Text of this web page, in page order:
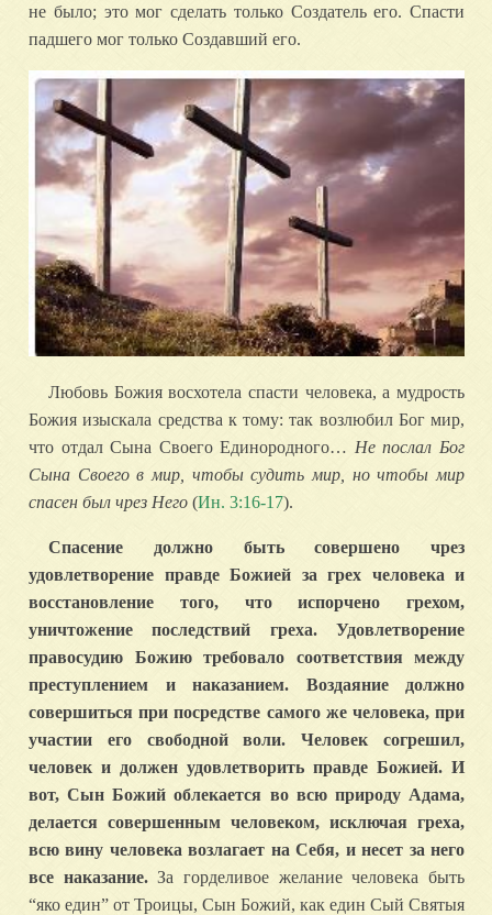
не было; это мог сделать только Создатель его. Спасти
падшего мог только Создавший его.
Любовь Божия восхотела спасти человека, а мудрость
Божия изыскала средства к тому: так возлюбил Бог мир,
что отдал Сына Своего Единородного… Не послал Бог
Сына Своего в мир, чтобы судить мир, но чтобы мир
спасен был чрез Него (Ин. 3:16-17).
Спасение должно быть совершено чрез
удовлетворение правде Божией за грех человека и
восстановление того, что испорчено грехом,
уничтожение последствий греха. Удовлетворение
правосудию Божию требовало соответствия между
преступлением и наказанием. Воздаяние должно
совершиться при посредстве самого же человека, при
участии его свободной воли. Человек согрешил,
человек и должен удовлетворить правде Божией. И
вот, Сын Божий облекается во всю природу Адама,
делается совершенным человеком, исключая греха,
всю вину человека возлагает на Себя, и несет за него
все наказание.За горделивое желание человека быть
“яко един” от Троицы, Сын Божий, как един Сый Святыя